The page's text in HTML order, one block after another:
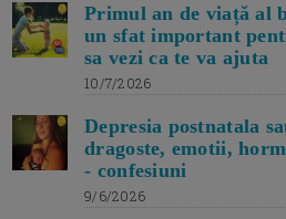
Primul an de viață al
un sfat important
sa vezi ca te va ajuta
10/7/2026
Depresia postnatala
dragoste, emotii,
- confesiuni
9/6/2026